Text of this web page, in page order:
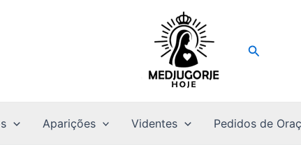
Pesquisar
Aparições Videntes Pedidos de